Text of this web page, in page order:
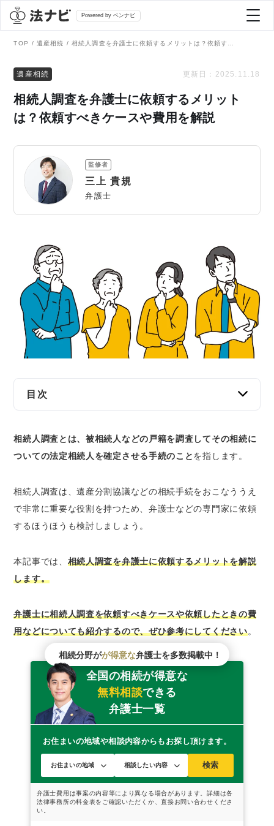
Powered by ベンナビ
全て
刑事事件
債務整理
交通事故
遺産相続
労働問題
債権回収
IT・ネット
資金調達
弁護士を探す
AI Search Premium
TOP 遺産相続
遺産相続 更新日： 2025.11.18
相続人調査を弁護士に依頼するメリット
は？依頼すべきケースや費用を解説
監修者
三上 貴規
弁護士
目次
1.本籍地以外から戸籍を取り寄せる必要があ
るから
があるから
相続人調査を弁護士に依頼するメリット
相続人調査の不備を防止できる
相続人調査を弁護士に依頼すべきケース
相続関係が複雑になりそうな場合
忙しくて調査する時間が取れない場合
相続人調査を弁護士に依頼するときの費用
相続人調査が得意な弁護士の選び方
相続トラブルの解決実績が多い弁護士を選択
する
相続人調査について複数の事務所に相談して
みる
相続人調査が得意な弁護士を探すなら「ベンナ
ビ相続」
相続人調査に関するよくある質問
相続人調査とは、被相続人などの戸籍を調査してその相続に
ついての法定相続人を確定させる手続のことを指します。
相続人調査は、遺産分割協議などの相続手続をおこなううえ
で非常に重要な役割を持つため、弁護士などの専門家に依頼
するほうほうも検討しましょう。
本記事では、 相続人調査を弁護士に依頼するメリットを解説
します。
弁護士に相続人調査を依頼すべきケースや依頼したときの費
用などについても紹介するので、ぜひ参考にしてください。
相続分野がが得意な弁護士を多数掲載中！
全国の相続が得意な
無料相談できる
弁護士一覧
お住まいの地域や相談内容からもお探し頂けます。
検索